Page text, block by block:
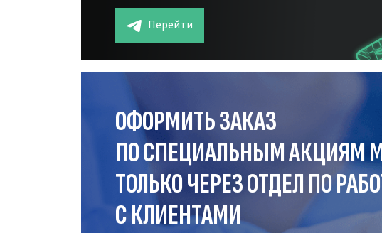
Перейти
ОФОРМИТЬ ЗАКАЗ
ПО СПЕЦИАЛЬНЫМ АКЦИЯМ
ТОЛЬКО ЧЕРЕЗ ОТДЕЛПО
С КЛИЕНТАМИ